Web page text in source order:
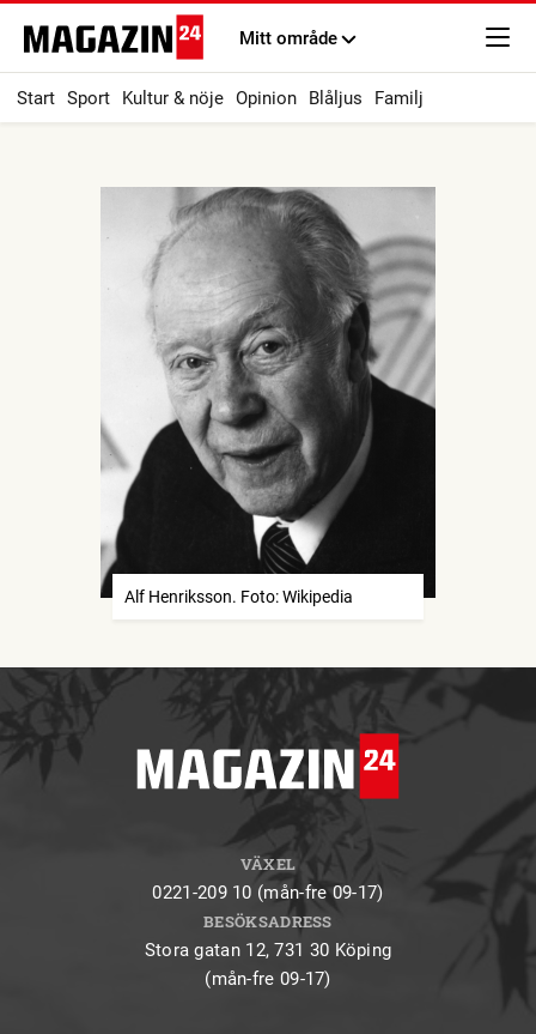
Mitt område
Start Sport Kultur & nöje Opinion Blåljus Familj
Alf Henriksson. Foto: Wikipedia
VÄXEL
0221-209 10 (mån-fre 09-17)
BESÖKSADRESS
Stora gatan 12, 731 30 Köping
(mån-fre 09-17)